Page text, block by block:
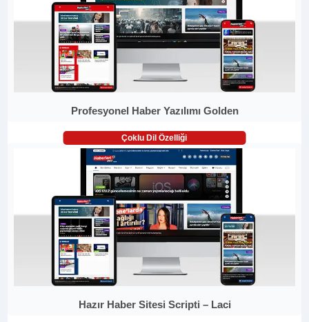
Profesyonel Haber Yazılımı Golden
Çoklu Dil Özelliği
Hazır Haber Sitesi Scripti – Laci